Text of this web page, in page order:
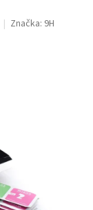
Značka: 9H